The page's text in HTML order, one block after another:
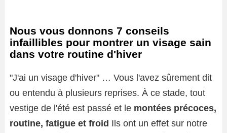
Nous vous donnons 7 conseils
infaillibles pour montrer un visage sain
dans votre routine d'hiver
"J'ai un visage d'hiver" … Vous l'avez sûrement dit
ou entendu à plusieurs reprises. À ce stade, tout
vestige de l'été est passé et le montées précoces,
routine, fatigue et froid Ils ont un effet sur notre